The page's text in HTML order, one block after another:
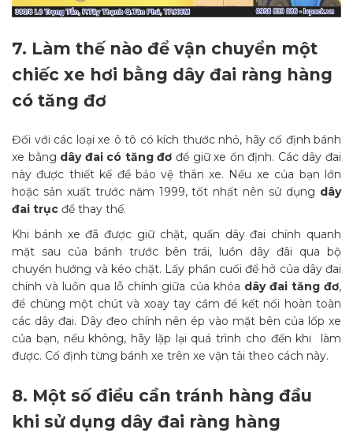
7. Làm thế nào để vận chuyển một
chiếc xe hơi bằng dây đai ràng hàng
có tăng đơ
Đối với các loại xe ô tô có kích thước nhỏ, hãy cố định bánh
xe bằng dây đai có tăng đơ để giữ xe ổn định. Các dây đai
này được thiết kế để bảo vệ thân xe. Nếu xe của bạn lớn
hoặc sản xuất trước năm 1999, tốt nhất nên sử dụng dây
đai trục để thay thế.
Khi bánh xe đã được giữ chặt, quấn dây đai chính quanh
mặt sau của bánh trước bên trái, luồn dây đâi qua bộ
chuyển hướng và kéo chặt. Lấy phần cuối để hở của dây đai
chính và luồn qua lỗ chính giữa của khóa dây đai tăng đơ,
để chùng một chút và xoay tay cầm để kết nối hoàn toàn
các dây đai. Dây đeo chính nên ép vào mặt bên của lốp xe
của bạn, nếu không, hãy lặp lại quá trình cho đến khi làm
được. Cố định từng bánh xe trên xe vận tải theo cách này.
8. Một số điều cần tránh hàng đầu
khi sử dụng dây đai ràng hàng